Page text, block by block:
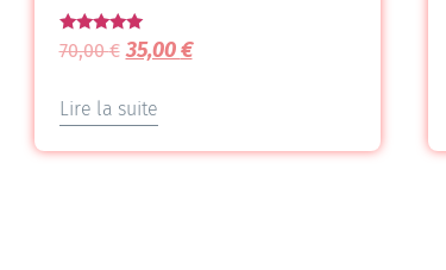
Note
5.00
70,00€ 35,00€
Lire la suite